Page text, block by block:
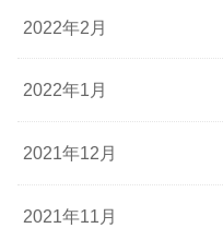
2022年2月
2022年1月
2021年12月
2021年11月